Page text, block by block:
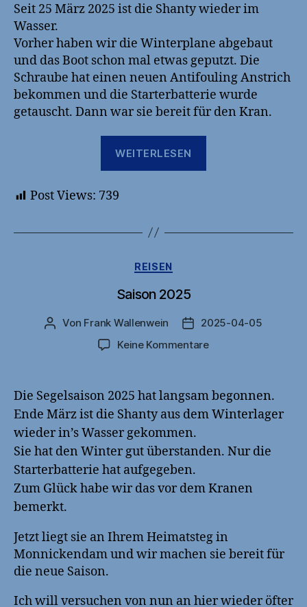
Seit 25 März 2025 ist die Shanty wieder im
Wasser.
Vorher haben wir die Winterplane abgebaut
und das Boot schon mal etwas geputzt. Die
Schraube hat einen neuen Antifouling Anstrich
bekommen und die Starterbatterie wurde
getauscht. Dann war sie bereit für den Kran.
WEITERLESEN
Post Views: 739
Kategorien
REISEN
Saison 2025
Beitragsautor
Von Frank Wallenwein Veröffentlichungsdatum
2025-04-05
Keine Kommentarezu
Die Segelsaison 2025 hat langsam begonnen.
Ende März ist die Shanty aus dem Winterlager
wieder in’s Wasser gekommen.
Sie hat den Winter gut überstanden. Nur die
Starterbatterie hat aufgegeben.
Zum Glück habe wir das vor dem Kranen
bemerkt.
Jetzt liegt sie an Ihrem Heimatsteg in
Monnickendam und wir machen sie bereit für
die neue Saison.
Ich will versuchen von nun an hier wieder öfter